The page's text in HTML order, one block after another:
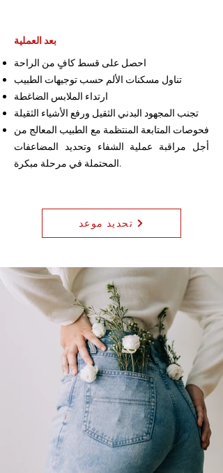
بعد العملية
احصل على قسط كافٍ من الراحة
تناول مسكنات الألم حسب توجيهات الطبيب
ارتداء الملابس الضاغطة
تجنب المجهود البدني الثقيل ورفع الأشياء الثقيلة
فحوصات المتابعة المنتظمة مع الطبيب المعالج من
أجل مراقبة عملية الشفاء وتحديد المضاعفات
المحتملة في مرحلة مبكرة.
تحديد موعد